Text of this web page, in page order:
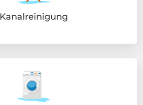
Kanalreinigung